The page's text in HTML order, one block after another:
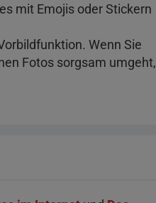
mit Emojis oder Stickern
Wenn Sie
Fotos sorgsam umgeht,